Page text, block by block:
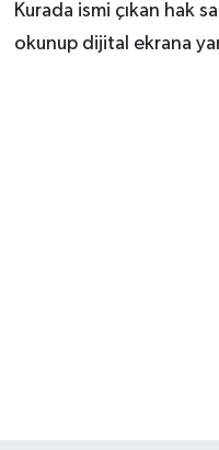
Kurada ismi çıkan hak
okunup dijital ekrana